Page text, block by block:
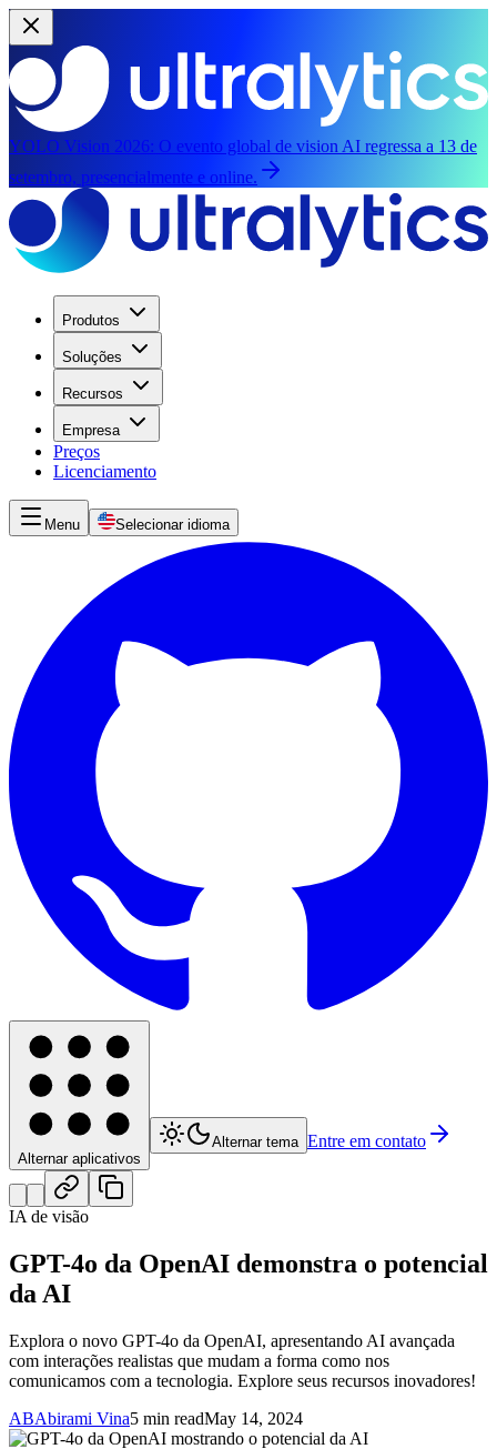
YOLO Vision 2026: O evento global de vision AI regressa a 13 de
setembro, presencialmente e online.
Produtos
Soluções
Recursos
Empresa
Preços
Licenciamento
Menu Selecionar idioma
Alternar aplicativos
Alternar tema Entre em contato
IA de visão
GPT-4o da OpenAI demonstra o potencial
da AI
Explora o novo GPT-4o da OpenAI, apresentando AI avançada
com interações realistas que mudam a forma como nos
comunicamos com a tecnologia. Explore seus recursos inovadores!
ABAbirami Vina5 min readMay 14, 2024